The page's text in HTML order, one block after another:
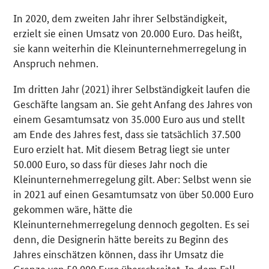
In 2020, dem zweiten Jahr ihrer Selbständigkeit,
erzielt sie einen Umsatz von 20.000 Euro. Das heißt,
sie kann weiterhin die Kleinunternehmerregelung in
Anspruch nehmen.
Im dritten Jahr (2021) ihrer Selbständigkeit laufen die
Geschäfte langsam an. Sie geht Anfang des Jahres von
einem Gesamtumsatz von 35.000 Euro aus und stellt
am Ende des Jahres fest, dass sie tatsächlich 37.500
Euro erzielt hat. Mit diesem Betrag liegt sie unter
50.000 Euro, so dass für dieses Jahr noch die
Kleinunternehmerregelung gilt. Aber: Selbst wenn sie
in 2021 auf einen Gesamtumsatz von über 50.000 Euro
gekommen wäre, hätte die
Kleinunternehmerregelung dennoch gegolten. Es sei
denn, die Designerin hätte bereits zu Beginn des
Jahres einschätzen können, dass ihr Umsatz die